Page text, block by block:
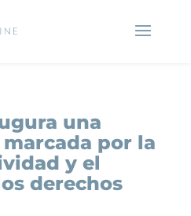
una
por la
y el
derechos